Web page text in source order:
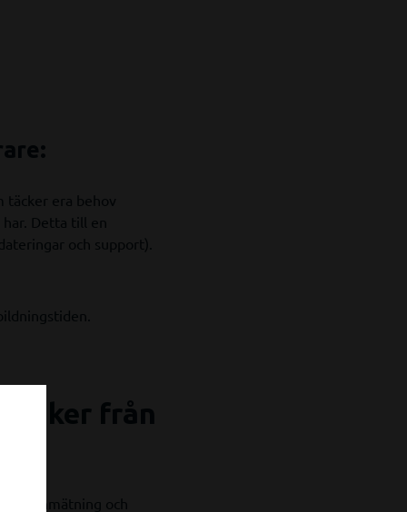
täcker era behov
Detta till en
och support).
från
inmätning och